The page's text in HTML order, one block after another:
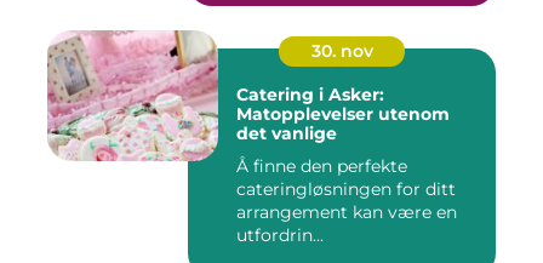
30. nov
Catering i Asker:
Matopplevelser utenom
det vanlige
Å finne den perfekte
cateringløsningen for ditt
arrangement kan være en
utfordrin...